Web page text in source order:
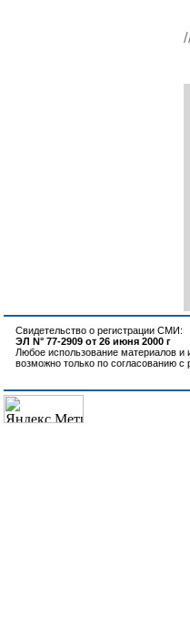
Свидетельство о регистрации СМИ:
ЭЛ N° 77-2909 от 26 июня 2000 г
Любое использование материалов и
возможно только по согласованию с